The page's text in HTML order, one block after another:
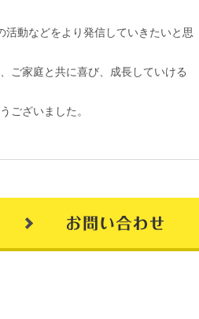
活動などをより発信していきたいと思
ご家庭と共に喜び、成長していける
ございました。